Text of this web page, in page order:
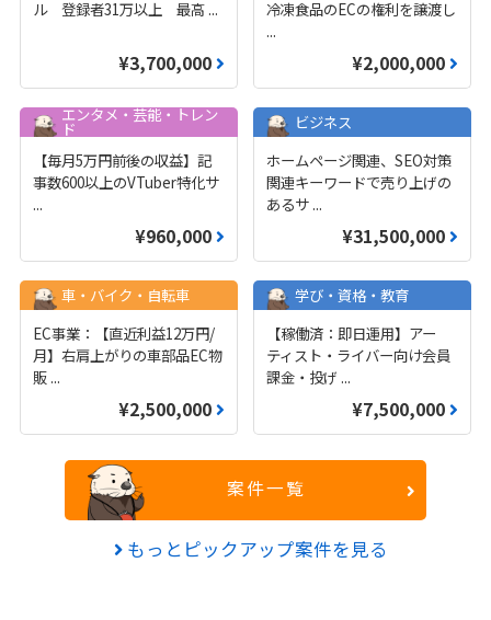
ル 登録者31万以上 最高 ...
¥3,700,000
冷凍食品のECの権利を譲渡し
...
¥2,000,000
エンタメ・芸能・トレン
ド
【毎月5万円前後の収益】記
事数600以上のVTuber特化サ
...
¥960,000
ビジネス
ホームページ関連、SEO対策
関連キーワードで売り上げの
あるサ ...
¥31,500,000
車・バイク・自転車
EC事業：【直近利益12万円/
月】右肩上がりの車部品EC物
販 ...
¥2,500,000
学び・資格・教育
【稼働済：即日運用】アー
ティスト・ライバー向け会員
課金・投げ ...
¥7,500,000
案件一覧
もっとピックアップ案件を見る